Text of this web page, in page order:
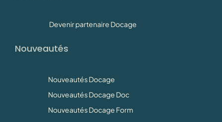
Devenir partenaire Docage
Nouveautés
Nouveautés Docage
Nouveautés Docage Doc
Nouveautés Docage Form